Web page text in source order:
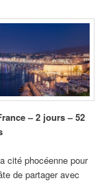
– 2 jours – 52
cité phocéenne pour
de partager avec